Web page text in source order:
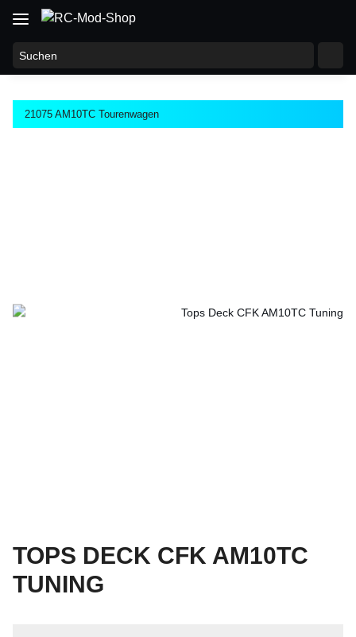
21075 AM10TC Tourenwagen
TOPS DECK CFK AM10TC
TUNING